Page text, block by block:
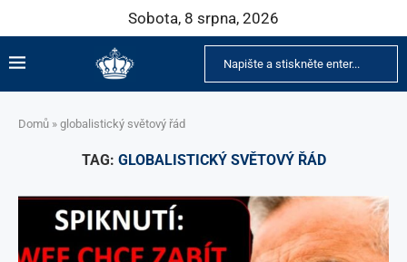
Sobota, 8 srpna, 2026
Domů » globalistický světový řád
TAG: GLOBALISTICKÝ SVĚTOVÝ ŘÁD